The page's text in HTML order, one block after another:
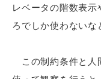
レベータの階数表示
ろでしか使わないな
この制約条件と人